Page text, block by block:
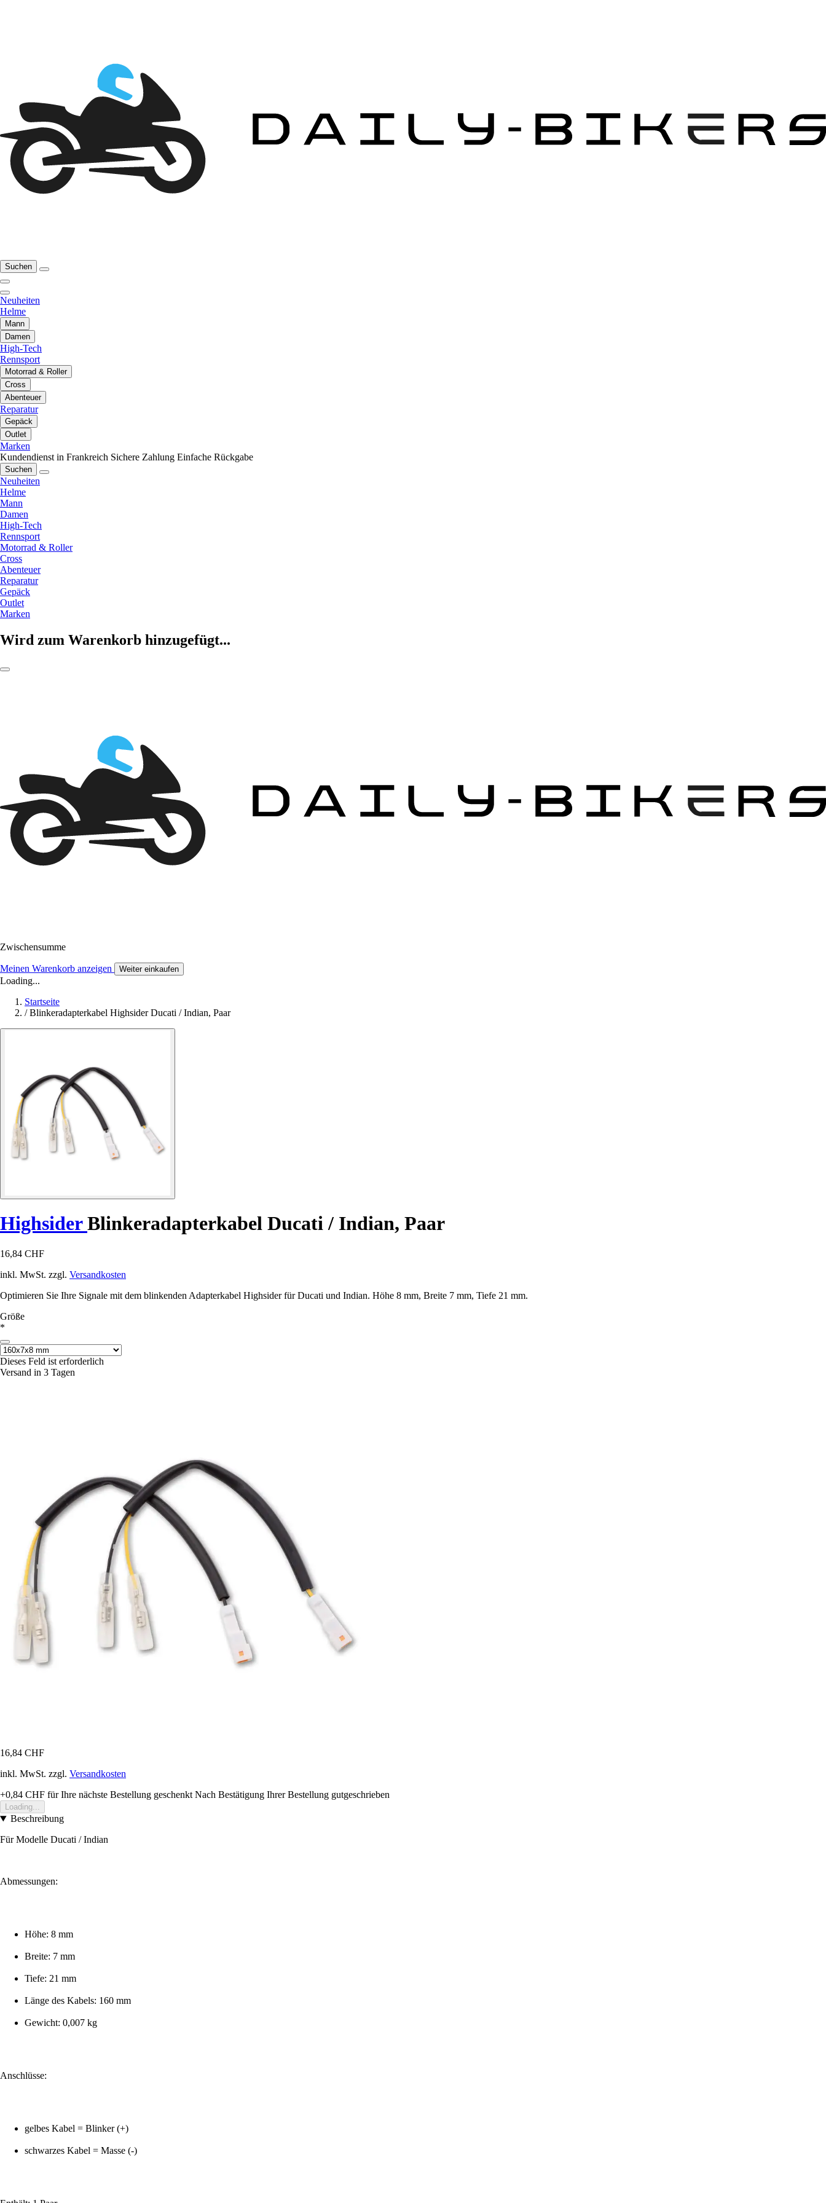
Suchen
Neuheiten
Helme
Mann
Damen
High-Tech
Rennsport
Motorrad & Roller
Cross
Abenteuer
Reparatur
Gepäck
Outlet
Marken
Kundendienst in Frankreich Sichere Zahlung Einfache Rückgabe
Suchen
Neuheiten
Helme
Mann
Damen
High-Tech
Rennsport
Motorrad & Roller
Cross
Abenteuer
Reparatur
Gepäck
Outlet
Marken
Wird zum Warenkorb hinzugefügt...
Zwischensumme
Meinen Warenkorb anzeigen Weiter einkaufen
Loading...
Startseite
/ Blinkeradapterkabel Highsider Ducati / Indian, Paar
HighsiderBlinkeradapterkabel Ducati / Indian, Paar
16,84 CHF
inkl. MwSt. zzgl. Versandkosten
Optimieren Sie Ihre Signale mit dem blinkenden Adapterkabel Highsider für Ducati und Indian. Höhe 8 mm, Breite 7 mm, Tiefe 21 mm.
Größe
*
Dieses Feld ist erforderlich
Versand in 3 Tagen
16,84 CHF
inkl. MwSt. zzgl. Versandkosten
+0,84 CHF für Ihre nächste Bestellung geschenkt Nach Bestätigung Ihrer Bestellung gutgeschrieben
Loading...
Beschreibung
Für Modelle Ducati / Indian
Abmessungen:
Höhe: 8 mm
Breite: 7 mm
Tiefe: 21 mm
Länge des Kabels: 160 mm
Gewicht: 0,007 kg
Anschlüsse:
gelbes Kabel = Blinker (+)
schwarzes Kabel = Masse (-)